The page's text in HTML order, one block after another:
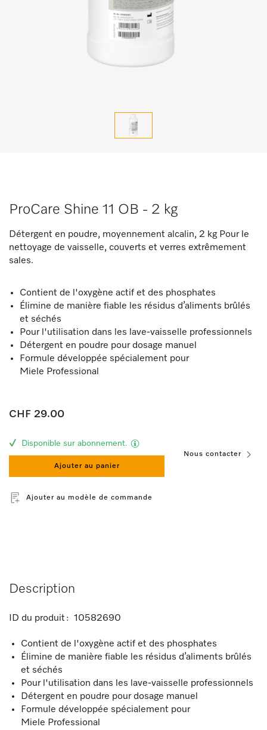
ProCare Shine 11 OB - 2 kg
Détergent en poudre, moyennement alcalin, 2 kg Pour le
nettoyage de vaisselle, couverts et verres extrêmement
sales.
Contient de l'oxygène actif et des phosphates
Élimine de manière fiable les résidus d’aliments brûlés
et séchés
Pour l'utilisation dans les lave-vaisselle professionnels
Détergent en poudre pour dosage manuel
Formule développée spécialement pour
Miele Professional
CHF 29.00
Disponible sur abonnement.
Ajouter au panier
Nous contacter
Ajouter au modèle de commande
Description
ID du produit : 10582690
Contient de l'oxygène actif et des phosphates
Élimine de manière fiable les résidus d’aliments brûlés
et séchés
Pour l'utilisation dans les lave-vaisselle professionnels
Détergent en poudre pour dosage manuel
Formule développée spécialement pour
Miele Professional